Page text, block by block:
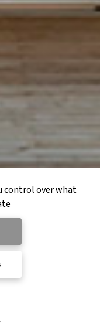
control over what